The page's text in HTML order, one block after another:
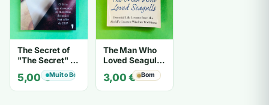
The Secret of
"The Secret" O
Segredo de "O
Segredo" -
Karen Kelly
5,00€Muito Bom
The Man Who
Loved Seagulls
3,00€ Bom